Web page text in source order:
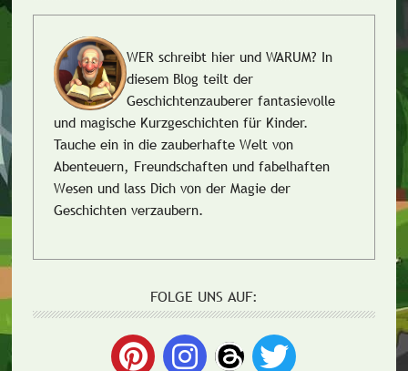
WER schreibt hier und WARUM? In
diesem Blog teilt der
Geschichtenzauberer fantasievolle
und magische Kurzgeschichten für Kinder.
Tauche ein in die zauberhafte Welt von
Abenteuern, Freundschaften und fabelhaften
Wesen und lass Dich von der Magie der
Geschichten verzaubern.
FOLGE UNS AUF: